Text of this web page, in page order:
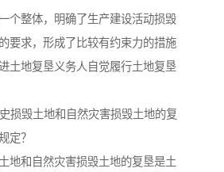
个整体，明确了生产建设活动损毁
要求，形成了比较有约束力的措施
土地复垦义务人自觉履行土地复垦
损毁土地和自然灾害损毁土地的复
定？
地和自然灾害损毁土地的复垦是土